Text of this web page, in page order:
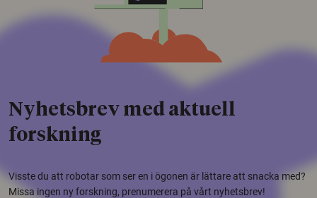
Nyhetsbrev med aktuell
forskning
Visste du att robotar som ser en i ögonen är lättare att snacka med?
Missa ingen ny forskning, prenumerera på vårt nyhetsbrev!